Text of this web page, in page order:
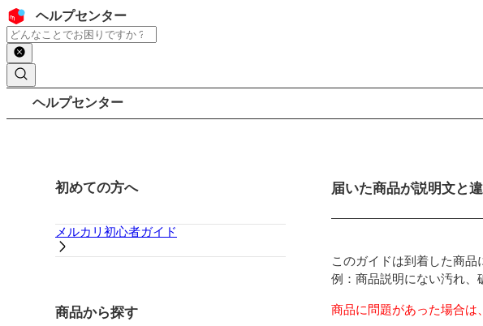
コンテンツにスキップ
ヘッダー
ヘルプセンター
検索
パンくずリスト
ヘルプセンター
サイドバー
初めての方へ
メルカリ初心者ガイド
商品から探す
メインコンテンツ
届いた商品が説明文と
このガイドは到着した商品
例：商品説明にない汚れ、
商品に問題があった場合は